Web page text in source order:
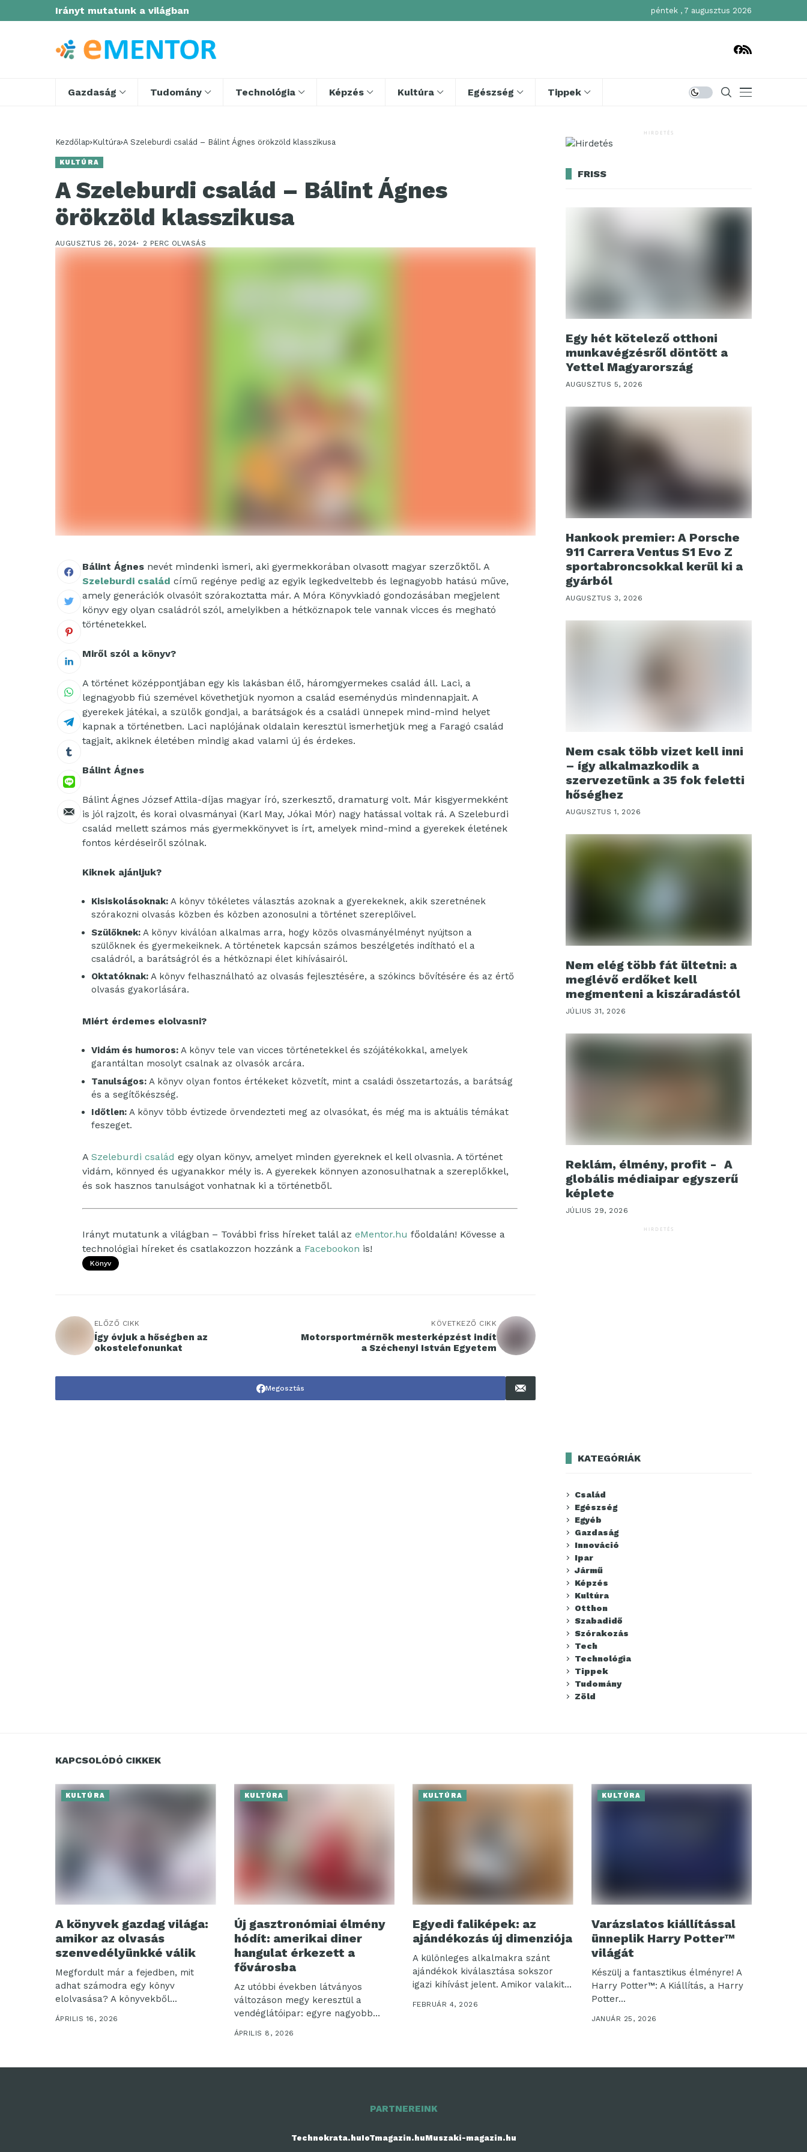
Irányt mutatunk a világban péntek , 7 augusztus 2026
Gazdaság Tudomány Technológia Képzés Kultúra Egészség Tippek
Kezdőlap Kultúra A Szeleburdi család – Bálint Ágnes örökzöld klasszikusa
KULTÚRA
A Szeleburdi család – Bálint Ágnes
örökzöld klasszikusa
AUGUSZTUS 26, 2024 2 PERC OLVASÁS
Bálint Ágnes nevét mindenki ismeri, aki gyermekkorában olvasott magyar szerzőktől. A
Szeleburdi család című regénye pedig az egyik legkedveltebb és legnagyobb hatású műve,
amely generációk olvasóit szórakoztatta már. A Móra Könyvkiadó gondozásában megjelent
könyv egy olyan családról szól, amelyikben a hétköznapok tele vannak vicces és megható
történetekkel.
Miről szól a könyv?
A történet középpontjában egy kis lakásban élő, háromgyermekes család áll. Laci, a
legnagyobb fiú szemével követhetjük nyomon a család eseménydús mindennapjait. A
gyerekek játékai, a szülők gondjai, a barátságok és a családi ünnepek mind-mind helyet
kapnak a történetben. Laci naplójának oldalain keresztül ismerhetjük meg a Faragó család
tagjait, akiknek életében mindig akad valami új és érdekes.
Bálint Ágnes
Bálint Ágnes József Attila-díjas magyar író, szerkesztő, dramaturg volt. Már kisgyermekként
is jól rajzolt, és korai olvasmányai (Karl May, Jókai Mór) nagy hatással voltak rá. A Szeleburdi
család mellett számos más gyermekkönyvet is írt, amelyek mind-mind a gyerekek életének
fontos kérdéseiről szólnak.
Kiknek ajánljuk?
Kisiskolásoknak: A könyv tökéletes választás azoknak a gyerekeknek, akik szeretnének
szórakozni olvasás közben és közben azonosulni a történet szereplőivel.
Szülőknek: A könyv kiválóan alkalmas arra, hogy közös olvasmányélményt nyújtson a
szülőknek és gyermekeiknek. A történetek kapcsán számos beszélgetés indítható el a
családról, a barátságról és a hétköznapi élet kihívásairól.
Oktatóknak: A könyv felhasználható az olvasás fejlesztésére, a szókincs bővítésére és az értő
olvasás gyakorlására.
Miért érdemes elolvasni?
Vidám és humoros: A könyv tele van vicces történetekkel és szójátékokkal, amelyek
garantáltan mosolyt csalnak az olvasók arcára.
Tanulságos: A könyv olyan fontos értékeket közvetít, mint a családi összetartozás, a barátság
és a segítőkészség.
Időtlen: A könyv több évtizede örvendezteti meg az olvasókat, és még ma is aktuális témákat
feszeget.
A Szeleburdi család egy olyan könyv, amelyet minden gyereknek el kell olvasnia. A történet
vidám, könnyed és ugyanakkor mély is. A gyerekek könnyen azonosulhatnak a szereplőkkel,
és sok hasznos tanulságot vonhatnak ki a történetből.
Irányt mutatunk a világban – További friss híreket talál az eMentor.hu főoldalán! Kövesse a
technológiai híreket és csatlakozzon hozzánk a Facebookon is!
Könyv
ELŐZŐ CIKK
Így óvjuk a hőségben az
okostelefonunkat
KÖVETKEZŐ CIKK
Motorsportmérnök mesterképzést indít
a Széchenyi István Egyetem
Megosztás
HIRDETÉS
FRISS
Egy hét kötelező otthoni
munkavégzésről döntött a
Yettel Magyarország
AUGUSZTUS 5, 2026
Hankook premier: A Porsche
911 Carrera Ventus S1 Evo Z
sportabroncsokkal kerül ki a
gyárból
AUGUSZTUS 3, 2026
Nem csak több vizet kell inni
– így alkalmazkodik a
szervezetünk a 35 fok feletti
hőséghez
AUGUSZTUS 1, 2026
Nem elég több fát ültetni: a
meglévő erdőket kell
megmenteni a kiszáradástól
JÚLIUS 31, 2026
Reklám, élmény, profit - A
globális médiaipar egyszerű
képlete
JÚLIUS 29, 2026
HIRDETÉS
KATEGÓRIÁK
Család
Egészség
Egyéb
Gazdaság
Innováció
Ipar
Jármű
Képzés
Kultúra
Otthon
Szabadidő
Szórakozás
Tech
Technológia
Tippek
Tudomány
Zöld
KAPCSOLÓDÓ CIKKEK
KULTÚRA
A könyvek gazdag világa:
amikor az olvasás
szenvedélyünkké válik
Megfordult már a fejedben, mit
adhat számodra egy könyv
elolvasása? A könyvekből...
ÁPRILIS 16, 2026
KULTÚRA
Új gasztronómiai élmény
hódít: amerikai diner
hangulat érkezett a
fővárosba
Az utóbbi években látványos
változáson megy keresztül a
vendéglátóipar: egyre nagyobb
hangsúlyt...
ÁPRILIS 8, 2026
KULTÚRA
Egyedi faliképek: az
ajándékozás új dimenziója
A különleges alkalmakra szánt
ajándékok kiválasztása sokszor
igazi kihívást jelent. Amikor valakit...
FEBRUÁR 4, 2026
KULTÚRA
Varázslatos kiállítással
ünneplik Harry Potter™
világát
Készülj a fantasztikus élményre! A
Harry Potter™: A Kiállítás, a Harry
Potter...
JANUÁR 25, 2026
PARTNEREINK
Technokrata.huIoTmagazin.huMuszaki-magazin.hu